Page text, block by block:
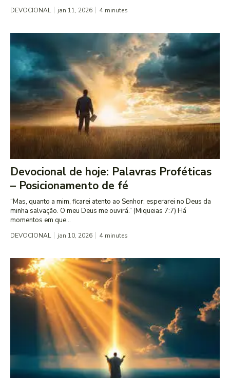
DEVOCIONAL jan 11, 2026 4 minutes
Devocional de hoje: Palavras Proféticas
– Posicionamento de fé
“Mas, quanto a mim, ficarei atento ao Senhor; esperarei no Deus da
minha salvação. O meu Deus me ouvirá.” (Miqueias 7:7) Há
momentos em que...
DEVOCIONAL jan 10, 2026 4 minutes